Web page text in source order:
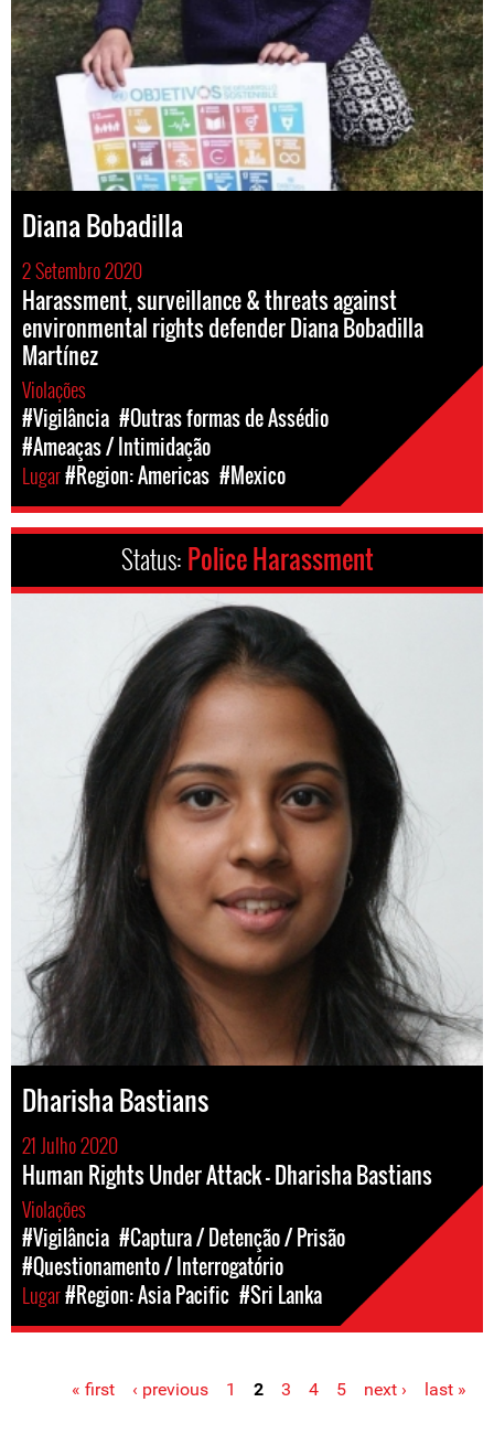
Diana Bobadilla
2 Setembro 2020
Harassment, surveillance & threats against
environmental rights defender Diana Bobadilla
Martínez
Violações
#Vigilância #Outras formas de Assédio
#Ameaças / Intimidação
Lugar#Region: Americas #Mexico
Status: Police Harassment
Dharisha Bastians
21 Julho 2020
Human Rights Under Attack - Dharisha Bastians
Violações
#Vigilância #Captura / Detenção / Prisão
#Questionamento / Interrogatório
Lugar#Region: Asia Pacific #Sri Lanka
« first ‹ previous 1 2 3 4 5 next › last »